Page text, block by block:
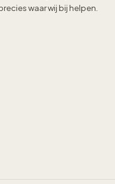
waar wij bij helpen.